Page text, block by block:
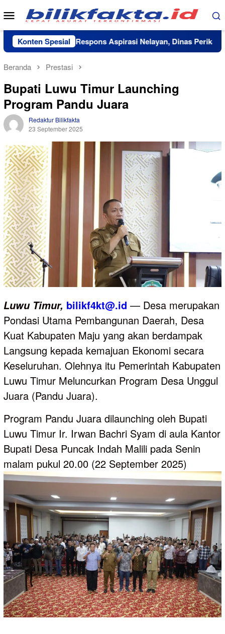
Loncat
ke
konten
Menu
Mobile
Konten SpesialRespons Aspirasi Nelayan, Dinas Perikanan
Beranda Prestasi
Bupati Luwu Timur Launching
Program Pandu Juara
Redaktur Bilikfakta
23 September 2025
Luwu Timur, bilikf4kt@.id — Desa merupakan
Pondasi Utama Pembangunan Daerah, Desa
Kuat Kabupaten Maju yang akan berdampak
Langsung kepada kemajuan Ekonomi secara
Keseluruhan. Olehnya itu Pemerintah Kabupaten
Luwu Timur Meluncurkan Program Desa Unggul
Juara (Pandu Juara).
Program Pandu Juara dilaunching oleh Bupati
Luwu Timur Ir. Irwan Bachri Syam di aula Kantor
Bupati Desa Puncak Indah Malili pada Senin
malam pukul 20.00 (22 September 2025)